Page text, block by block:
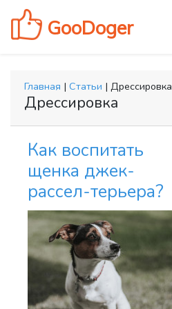
GooDoger
Главная | Статьи | Дрессировка
Дрессировка
Как воспитать
щенка джек-
рассел-терьера?